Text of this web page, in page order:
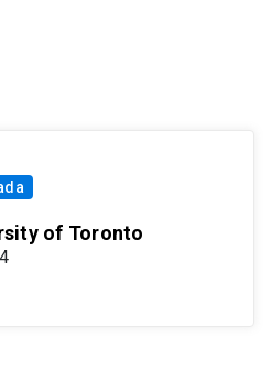
of Toronto